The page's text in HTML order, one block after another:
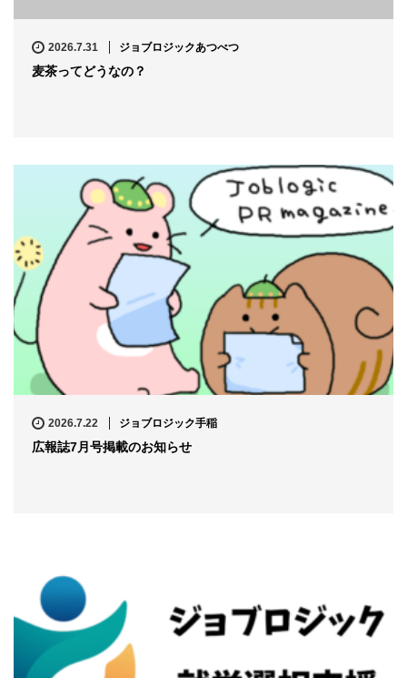
2026.7.31 ジョブロジックあつべつ
麦茶ってどうなの？
2026.7.22 ジョブロジック手稲
広報誌7月号掲載のお知らせ